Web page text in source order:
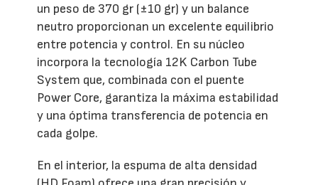
un peso de 370 gr (±10 gr) y un balance
neutro proporcionan un excelente equilibrio
entre potencia y control. En su núcleo
incorpora la tecnología 12K Carbon Tube
System que, combinada con el puente
Power Core, garantiza la máxima estabilidad
y una óptima transferencia de potencia en
cada golpe.
En el interior, la espuma de alta densidad